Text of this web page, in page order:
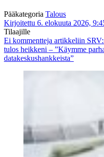
Pääkategoria Talous
Kirjoitettu 6. elokuuta 2026,
Tilaajille
Ei kommentteja artikkeliin
tulos heikkeni – ”Käymme
datakeskushankkeista”